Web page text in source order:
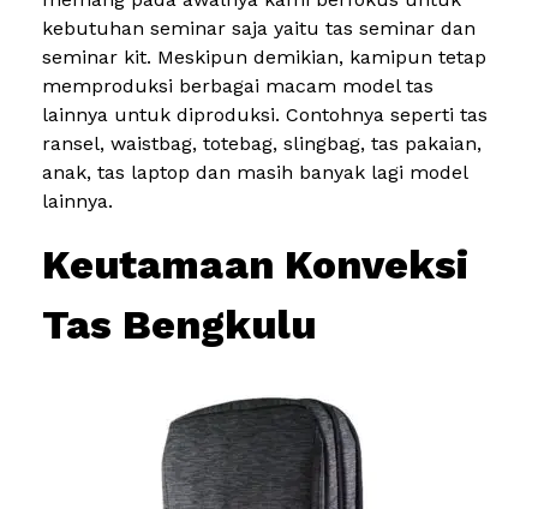
kebutuhan seminar saja yaitu tas seminar dan
seminar kit. Meskipun demikian, kamipun tetap
memproduksi berbagai macam model tas
lainnya untuk diproduksi. Contohnya seperti tas
ransel, waistbag, totebag, slingbag, tas pakaian,
anak, tas laptop dan masih banyak lagi model
lainnya.
Keutamaan Konveksi
Tas Bengkulu